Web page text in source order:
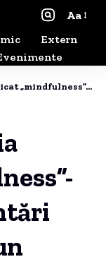
Aa
Extern
pentru un milion de locuitori. În ce țară va fi realizat.